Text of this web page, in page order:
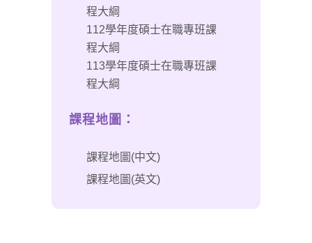
程大綱
112學年度碩士在職專班課
程大綱
113學年度碩士在職專班課
程大綱
課程地圖：
課程地圖(中文)
課程地圖(英文)